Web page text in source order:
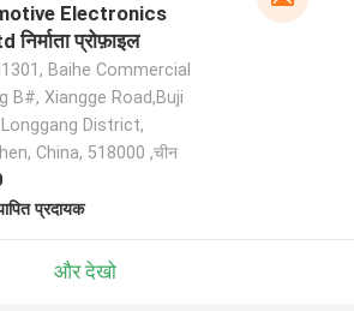
Electronics
निर्माता प्रोफ़ाइल
Baihe Commercial
B#, Xiangge Road,Buji
District,
China, 518000 ,चीन
प्रदायक
और देखो